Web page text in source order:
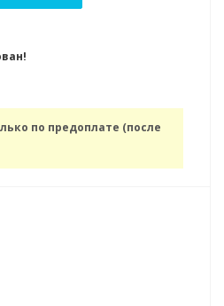
по предоплате (после